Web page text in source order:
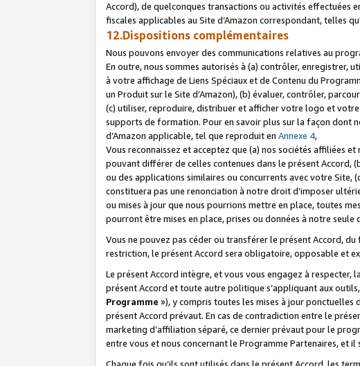
Accord), de quelconques transactions ou activités effectuées
fiscales applicables au Site d’Amazon correspondant, telles
12.Dispositions complémentaires
Nous pouvons envoyer des communications relatives au
En outre, nous sommes autorisés à (a) contrôler, enregistrer,
à votre affichage de Liens Spéciaux et de Contenu du
un Produit sur le Site d’Amazon), (b) évaluer, contrôler,
(c) utiliser, reproduire, distribuer et afficher votre logo et
supports de formation. Pour en savoir plus sur la façon dont
d’Amazon applicable, tel que reproduit en Annexe 4,
Vous reconnaissez et acceptez que (a) nos sociétés affiliées
pouvant différer de celles contenues dans le présent Accord,
ou des applications similaires ou concurrents avec votre Site,
constituera pas une renonciation à notre droit d’imposer
ou mises à jour que nous pourrions mettre en place, toutes
pourront être mises en place, prises ou données à notre
Vous ne pouvez pas céder ou transférer le présent Accord,
restriction, le présent Accord sera obligatoire, opposable et
Le présent Accord intègre, et vous vous engagez à
présent Accord et toute autre politique s’appliquant aux
Programme »), y compris toutes les mises à jour
présent Accord prévaut. En cas de contradiction entre le
marketing d’affiliation séparé, ce dernier prévaut pour le
entre vous et nous concernant le Programme Partenaires, et